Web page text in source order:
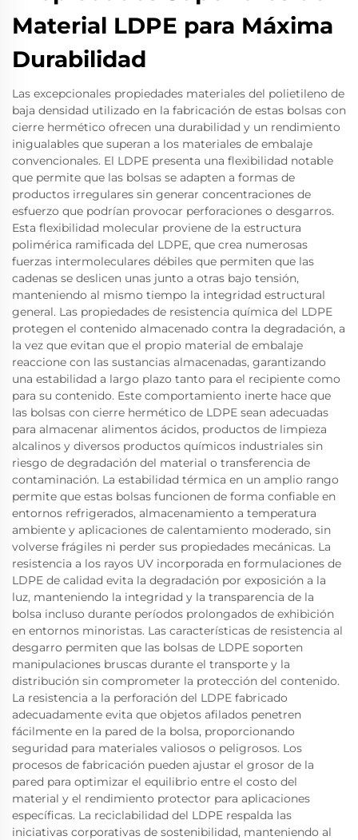
Material LDPE para Máxima
Durabilidad
Las excepcionales propiedades materiales del polietileno de
baja densidad utilizado en la fabricación de estas bolsas con
cierre hermético ofrecen una durabilidad y un rendimiento
inigualables que superan a los materiales de embalaje
convencionales. El LDPE presenta una flexibilidad notable
que permite que las bolsas se adapten a formas de
productos irregulares sin generar concentraciones de
esfuerzo que podrían provocar perforaciones o desgarros.
Esta flexibilidad molecular proviene de la estructura
polimérica ramificada del LDPE, que crea numerosas
fuerzas intermoleculares débiles que permiten que las
cadenas se deslicen unas junto a otras bajo tensión,
manteniendo al mismo tiempo la integridad estructural
general. Las propiedades de resistencia química del LDPE
protegen el contenido almacenado contra la degradación, a
la vez que evitan que el propio material de embalaje
reaccione con las sustancias almacenadas, garantizando
una estabilidad a largo plazo tanto para el recipiente como
para su contenido. Este comportamiento inerte hace que
las bolsas con cierre hermético de LDPE sean adecuadas
para almacenar alimentos ácidos, productos de limpieza
alcalinos y diversos productos químicos industriales sin
riesgo de degradación del material o transferencia de
contaminación. La estabilidad térmica en un amplio rango
permite que estas bolsas funcionen de forma confiable en
entornos refrigerados, almacenamiento a temperatura
ambiente y aplicaciones de calentamiento moderado, sin
volverse frágiles ni perder sus propiedades mecánicas. La
resistencia a los rayos UV incorporada en formulaciones de
LDPE de calidad evita la degradación por exposición a la
luz, manteniendo la integridad y la transparencia de la
bolsa incluso durante períodos prolongados de exhibición
en entornos minoristas. Las características de resistencia al
desgarro permiten que las bolsas de LDPE soporten
manipulaciones bruscas durante el transporte y la
distribución sin comprometer la protección del contenido.
La resistencia a la perforación del LDPE fabricado
adecuadamente evita que objetos afilados penetren
fácilmente en la pared de la bolsa, proporcionando
seguridad para materiales valiosos o peligrosos. Los
procesos de fabricación pueden ajustar el grosor de la
pared para optimizar el equilibrio entre el costo del
material y el rendimiento protector para aplicaciones
específicas. La reciclabilidad del LDPE respalda las
iniciativas corporativas de sostenibilidad, manteniendo al